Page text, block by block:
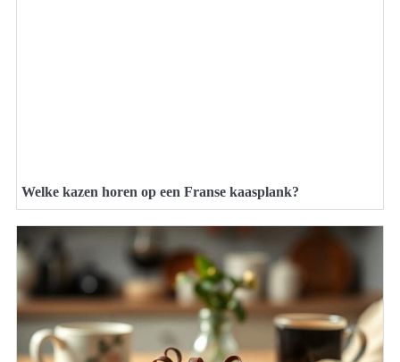
Welke kazen horen op een Franse kaasplank?